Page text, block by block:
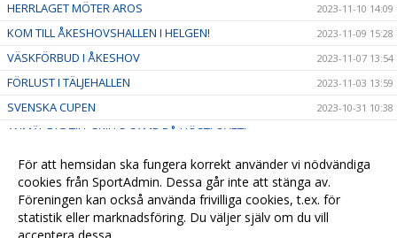
HERRLAGET MÖTER AROS 2023-11-10 14:09
KOM TILL ÅKESHOVSHALLEN I HELGEN! 2023-11-09 15:28
VÄSKFÖRBUD I ÅKESHOV 2023-11-07 13:54
FÖRLUST I TÄLJEHALLEN 2023-11-03 13:59
SVENSKA CUPEN 2023-10-31 10:38
ANMÄL DIG TILL SKILLS CAMP PÅ HÖSTLOVET!
HEMMAPREMIÄR, ALVIK MÖTER EOS
2023-10-21 08:18
2023-09-27 16:31
2023-09-01 11:20
För att hemsidan ska fungera korrekt använder vi nödvändiga
cookies från SportAdmin. Dessa går inte att stänga av.
Föreningen kan också använda frivilliga cookies, t.ex. för
statistik eller marknadsföring. Du väljer själv om du vill